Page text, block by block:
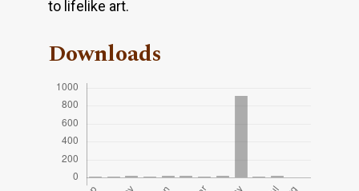
to lifelike art.
Downloads